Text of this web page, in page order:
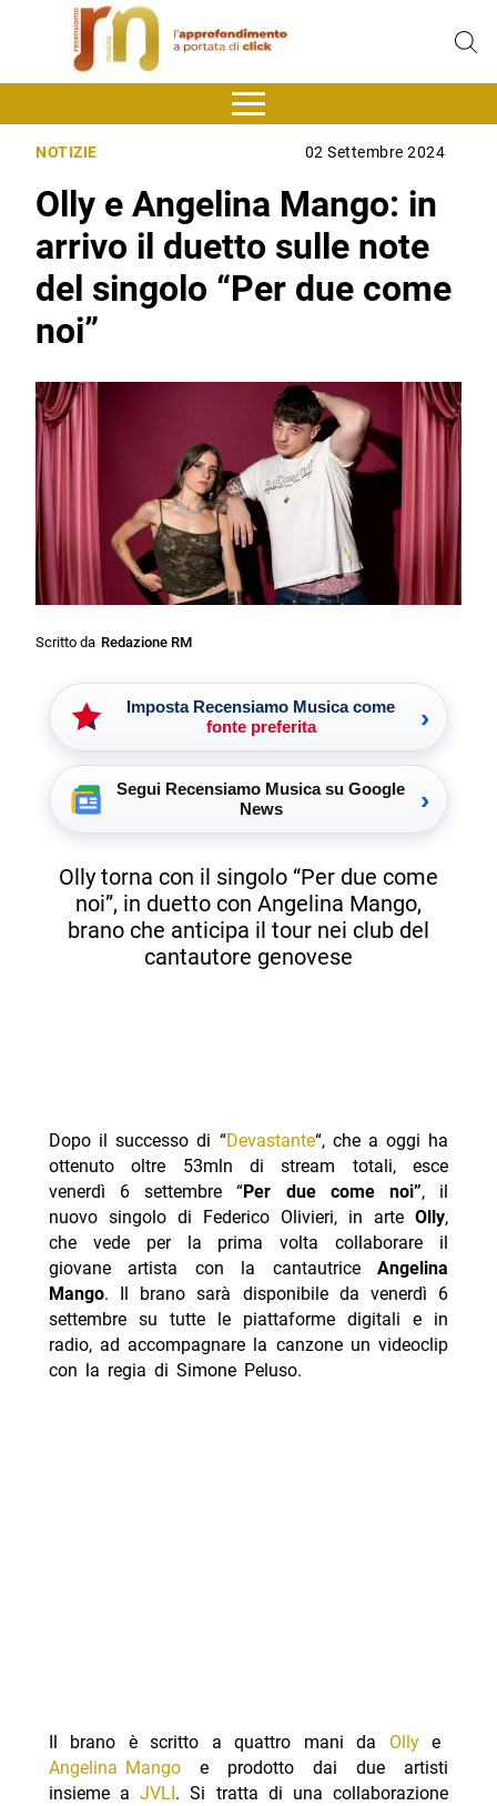
NOTIZIE 02 Settembre 2024
Olly e Angelina Mango: in
arrivo il duetto sulle note
del singolo “Per due come
noi”
Scritto da Redazione RM
Imposta Recensiamo Musica come
fonte preferita
›
Segui Recensiamo Musica su Google
News
›
Olly torna con il singolo “Per due come
noi”, in duetto con Angelina Mango,
brano che anticipa il tour nei club del
cantautore genovese
Dopo il successo di “Devastante“, che a oggi ha
ottenuto oltre 53mln di stream totali, esce
venerdì 6 settembre “Per due come noi”, il
nuovo singolo di Federico Olivieri, in arte Olly,
che vede per la prima volta collaborare il
giovane artista con la cantautriceAngelina
Mango. Il brano sarà disponibile da venerdì 6
settembre su tutte le piattaforme digitali e in
radio, ad accompagnare la canzone un videoclip
con la regia di Simone Peluso.
Il brano è scritto a quattro mani da Ollye
Angelina Mangoe prodotto dai due artisti
insieme aJVLI . Si tratta di una collaborazione